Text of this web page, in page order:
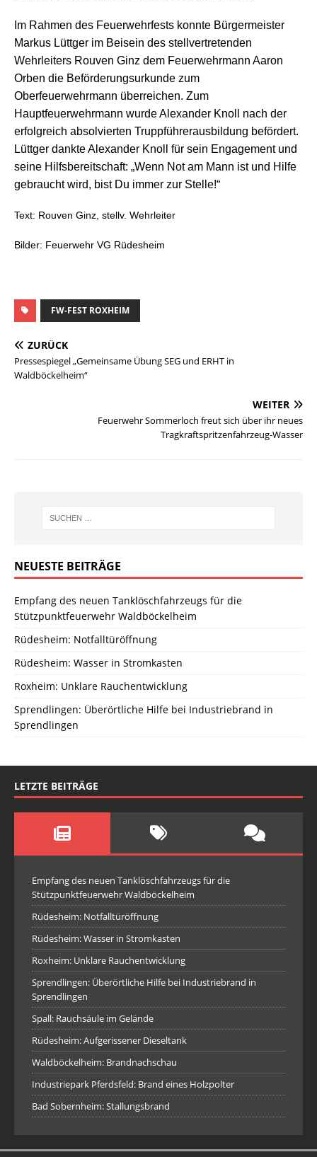
Im Rahmen des Feuerwehrfests konnte Bürgermeister
Markus Lüttger im Beisein des stellvertretenden
Wehrleiters Rouven Ginz dem Feuerwehrmann Aaron
Orben die Beförderungsurkunde zum
Oberfeuerwehrmann überreichen. Zum
Hauptfeuerwehrmann wurde Alexander Knoll nach der
erfolgreich absolvierten Truppführerausbildung befördert.
Lüttger dankte Alexander Knoll für sein Engagement und
seine Hilfsbereitschaft: „Wenn Not am Mann ist und Hilfe
gebraucht wird, bist Du immer zur Stelle!“
Text: Rouven Ginz, stellv. Wehrleiter
Bilder: Feuerwehr VG Rüdesheim
FW-FEST ROXHEIM
ZURÜCK
Pressespiegel „Gemeinsame Übung SEG und ERHT in
Waldböckelheim“
WEITER
Feuerwehr Sommerloch freut sich über ihr neues
Tragkraftspritzenfahrzeug-Wasser
NEUESTE BEITRÄGE
Empfang des neuen Tanklöschfahrzeugs für die
Stützpunktfeuerwehr Waldböckelheim
Rüdesheim: Notfalltüröffnung
Rüdesheim: Wasser in Stromkasten
Roxheim: Unklare Rauchentwicklung
Sprendlingen: Überörtliche Hilfe bei Industriebrand in
Sprendlingen
LETZTE BEITRÄGE
Empfang des neuen Tanklöschfahrzeugs für die
Stützpunktfeuerwehr Waldböckelheim
Rüdesheim: Notfalltüröffnung
Rüdesheim: Wasser in Stromkasten
Roxheim: Unklare Rauchentwicklung
Sprendlingen: Überörtliche Hilfe bei Industriebrand in
Sprendlingen
Spall: Rauchsäule im Gelände
Rüdesheim: Aufgerissener Dieseltank
Waldböckelheim: Brandnachschau
Industriepark Pferdsfeld: Brand eines Holzpolter
Bad Sobernheim: Stallungsbrand